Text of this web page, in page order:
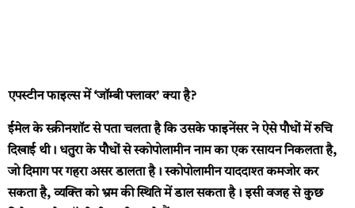
एपस्टीन फाइल्स में ‘जॉम्बी फ्लावर’ क्या है?
ईमेल के स्क्रीनशॉट से पता चलता है कि उसके फाइनेंसर ने ऐसे पौधों में रुचि
दिखाई थी। धतुरा के पौधों से स्कोपोलामीन नाम का एक रसायन निकलता है,
जो दिमाग पर गहरा असर डालता है। स्कोपोलामीन याददाश्त कमजोर कर
सकता है, व्यक्ति को भ्रम की स्थिति में डाल सकता है। इसी वजह से कुछ